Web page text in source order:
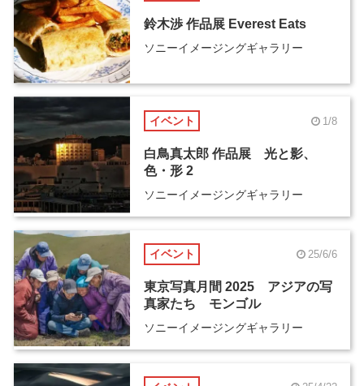
鈴木渉 作品展 Everest Eats
ソニーイメージングギャラリー
イベント 1/8
白鳥真太郎 作品展 光と影、
色・形 2
ソニーイメージングギャラリー
イベント 25/6/6
東京写真月間 2025 アジアの写
真家たち モンゴル
ソニーイメージングギャラリー